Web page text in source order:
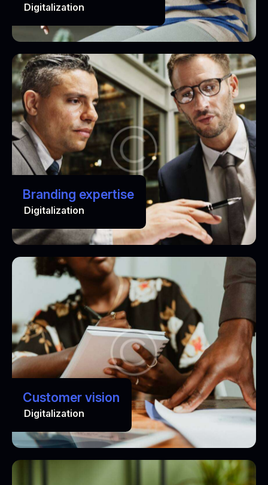
Digitalization
Branding expertise
Digitalization
Customer vision
Digitalization